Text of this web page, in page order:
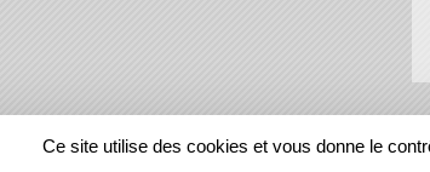
REGIONS
Ce site utilise des cookies et vous donne le